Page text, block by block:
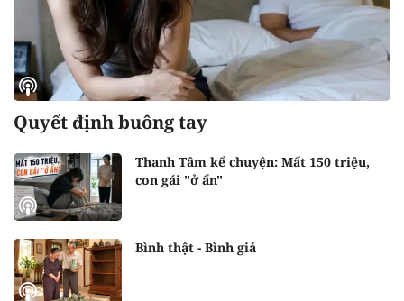
Quyết định buông tay
Thanh Tâm kể chuyện: Mất 150 triệu,
con gái "ở ẩn"
Bình thật - Bình giả